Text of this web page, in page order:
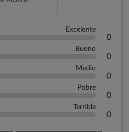
Excelente
0
Bueno
0
Medio
0
Pobre
0
Terrible
0